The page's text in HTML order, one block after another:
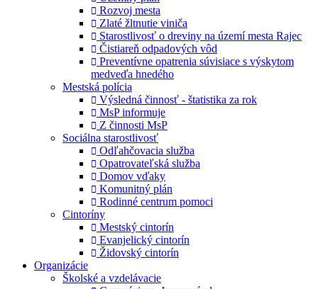
Rozvoj mesta
Zlaté žltnutie viniča
Starostlivosť o dreviny na území mesta Rajec
Čistiareň odpadových vôd
Preventívne opatrenia súvisiace s výskytom
medveďa hnedého
Mestská polícia
Výsledná činnosť - štatistika za rok
MsP informuje
Z činnosti MsP
Sociálna starostlivosť
Odľahčovacia služba
Opatrovateľská služba
Domov vďaky
Komunitný plán
Rodinné centrum pomoci
Cintoríny
Mestský cintorín
Evanjelický cintorín
Židovský cintorín
Organizácie
Školské a vzdelávacie